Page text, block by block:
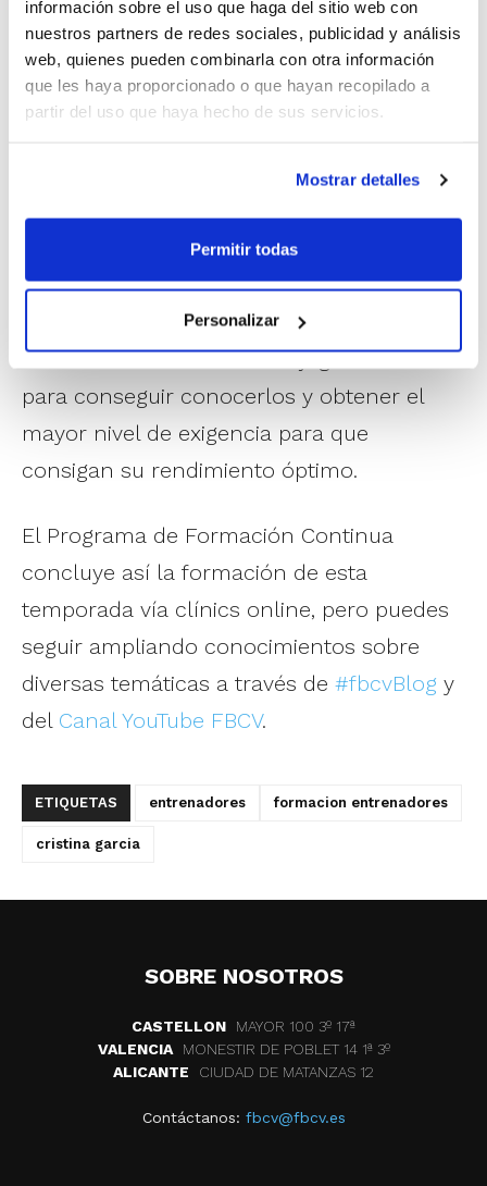
información sobre el uso que haga del sitio web con
nuestros partners de redes sociales, publicidad y análisis
web, quienes pueden combinarla con otra información
que les haya proporcionado o que hayan recopilado a
partir del uso que haya hecho de sus servicios.
Mostrar detalles
Permitir todas
Personalizar
A lo largo de la actividad, Cristina abordó
una serie de aspectos clave a la hora de
dando valor al cómo lo hacemos y
saber adaptar el estilo de liderazgo en
función del momento en el que se
encuentra el equipo, y en la necesidad de
saber escuchar a nuestros jugadores/as
para conseguir conocerlos y obtener el
mayor nivel de exigencia para que
consigan su rendimiento óptimo.
El Programa de Formación Continua
concluye así la formación de esta
temporada vía clínics online, pero puedes
seguir ampliando conocimientos sobre
diversas temáticas a través de #fbcvBlog y
del Canal YouTube FBCV.
ETIQUETAS entrenadores formacion entrenadores
cristina garcia
SOBRE NOSOTROS
CASTELLON
MAYOR 100 3º 17ª
VALENCIA
MONESTIR DE POBLET 14 1ª 3º
ALICANTE
CIUDAD DE MATANZAS 12
Contáctanos: fbcv@fbcv.es